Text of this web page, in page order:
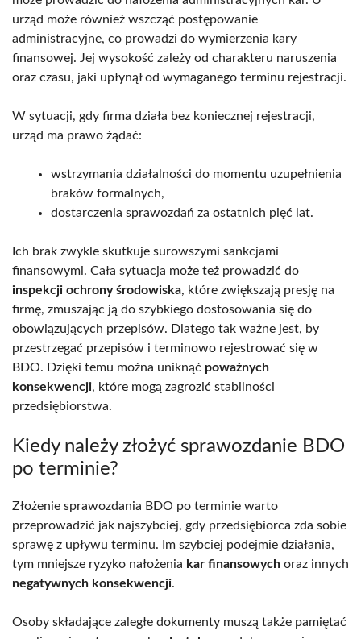
urząd może również wszcząć postępowanie
administracyjne, co prowadzi do wymierzenia kary
finansowej. Jej wysokość zależy od charakteru naruszenia
oraz czasu, jaki upłynął od wymaganego terminu rejestracji.
W sytuacji, gdy firma działa bez koniecznej rejestracji,
urząd ma prawo żądać:
wstrzymania działalności do momentu uzupełnienia
braków formalnych,
dostarczenia sprawozdań za ostatnich pięć lat.
Ich brak zwykle skutkuje surowszymi sankcjami
finansowymi. Cała sytuacja może też prowadzić do
inspekcji ochrony środowiska, które zwiększają presję na
firmę, zmuszając ją do szybkiego dostosowania się do
obowiązujących przepisów. Dlatego tak ważne jest, by
przestrzegać przepisów i terminowo rejestrować się w
BDO. Dzięki temu można uniknąć poważnych
konsekwencji, które mogą zagrozić stabilności
przedsiębiorstwa.
Kiedy należy złożyć sprawozdanie BDO
po terminie?
Złożenie sprawozdania BDO po terminie warto
przeprowadzić jak najszybciej, gdy przedsiębiorca zda sobie
sprawę z upływu terminu. Im szybciej podejmie działania,
tym mniejsze ryzyko nałożenia kar finansowych oraz innych
negatywnych konsekwencji.
Osoby składające zaległe dokumenty muszą także pamiętać